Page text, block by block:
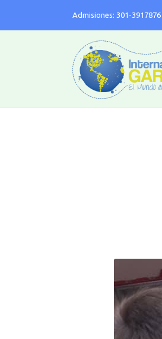
Admisiones: 301-3917876